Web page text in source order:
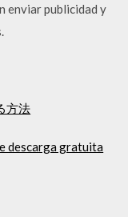
enviar publicidad y
方法
descarga gratuita